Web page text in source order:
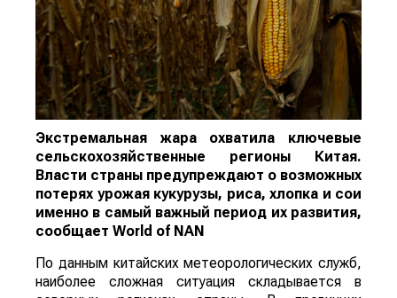
Экстремальная жара охватила ключевые
сельскохозяйственные регионы Китая.
Власти страны предупреждают о возможных
потерях урожая кукурузы, риса, хлопка и сои
именно в самый важный период их развития,
сообщает World of NAN
По данным китайских метеорологических служб,
наиболее сложная ситуация складывается в